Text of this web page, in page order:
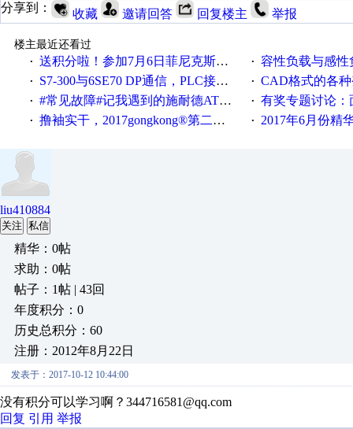
分享到：
收藏 邀请回答 回复楼主 举报
楼主最近还看过
· 送积分啦！参加7月6日菲尼克斯在线研讨会即得 · 容性负载与感性负
· S7-300与6SE70 DP通信，PLC接收到数据不稳定 · CAD格式的各
· #常见故障#记我遇到的施耐德ATV12变频器故障 · 有奖专题讨论：面对低压变
· 撸袖实干，2017gongkong®第二届智造工程师节正式起航！ · 2017年6月份精
liu410884
关注 私信
精华：0帖
求助：0帖
帖子：1帖 | 43回
年度积分：0
历史总积分：60
注册：2012年8月22日
发表于：2017-10-12 10:44:00
没有积分可以学习啊？344716581@qq.com
回复 引用 举报